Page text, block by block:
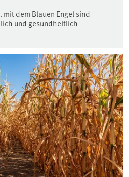
mit dem Blauen Engel sind
und gesundheitlich